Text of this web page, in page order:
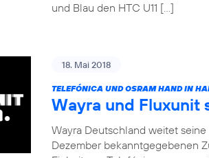
und Blau den HTC U11 […]
18. Mai 2018
TELEFÓNICA UND OSRAM HAND IN
Wayra und Fluxunit
Wayra Deutschland weitet
Dezember bekanntgegebenen